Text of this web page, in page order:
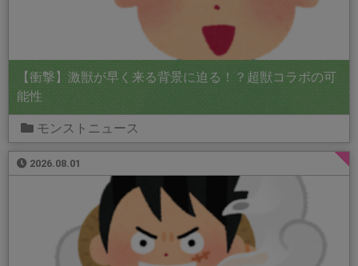
【衝撃】激獣が早く来る背景に迫る！？超獣コラボの可
能性
モンストニュース
2026.08.01